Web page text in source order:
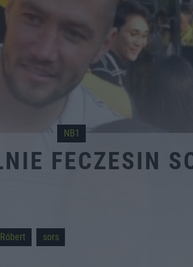
NB1
FECZESIN
sors